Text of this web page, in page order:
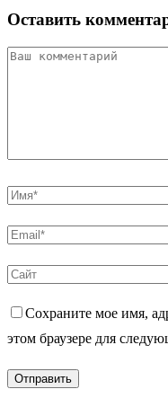
Оставить
Сохраните мое имя,
этом браузере для